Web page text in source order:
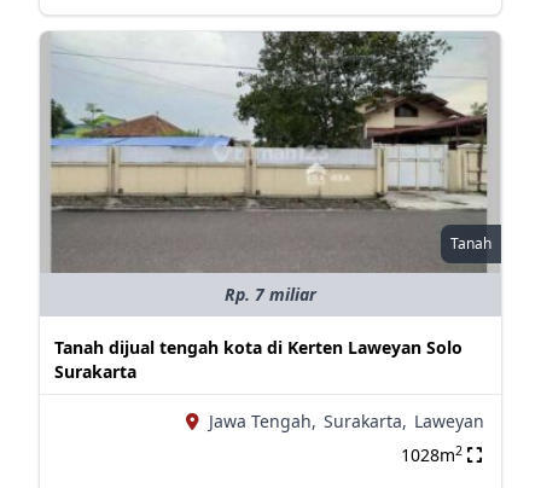
Tanah
Rp. 7 miliar
Tanah dijual tengah kota di Kerten Laweyan Solo
Surakarta
Jawa Tengah, Surakarta, Laweyan
1028m2